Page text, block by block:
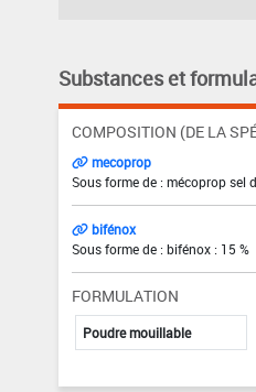
Substances et
COMPOSITION (DE LA
mecoprop
Sous forme de : mécoprop sel
bifénox
Sous forme de : bifénox : 15 %
FORMULATION
Poudre mouillable